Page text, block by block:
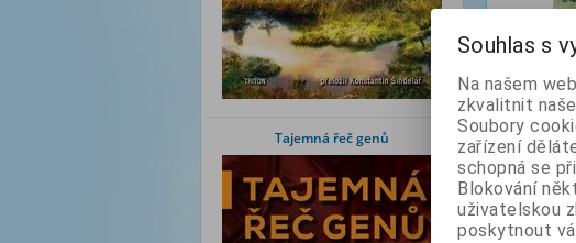
Tajemná řeč genů
50 Kč
Souhlas s
Na našem
zkvalitnit
Soubory
zařízení
schopná se
Blokování
uživatelskou
poskytnout